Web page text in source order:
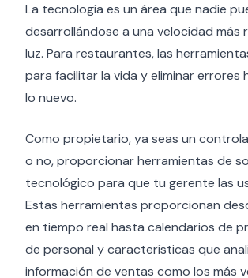
La tecnología es un área que nadie
desarrollándose a una velocidad más
luz. Para restaurantes, las
para facilitar la vida y eliminar errores
lo nuevo.
Como propietario, ya seas un
o no, proporcionar herramientas de
tecnológico para que tu gerente las
Estas herramientas proporcionan
en tiempo real hasta calendarios de
de personal y características que
información de ventas como los más